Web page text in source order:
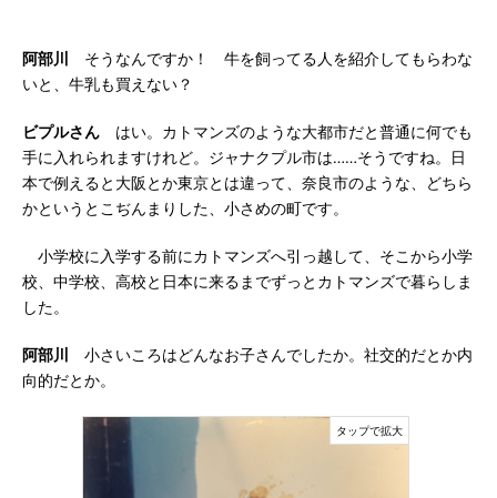
阿部川
そうなんですか！ 牛を飼ってる人を紹介してもらわな
いと、牛乳も買えない？
ビプルさん はい。カトマンズのような大都市だと普通に何でも
手に入れられますけれど。ジャナクプル市は……そうですね。日
本で例えると大阪とか東京とは違って、奈良市のような、どちら
かというとこぢんまりした、小さめの町です。
小学校に入学する前にカトマンズへ引っ越して、そこから小学
校、中学校、高校と日本に来るまでずっとカトマンズで暮らしま
した。
阿部川
小さいころはどんなお子さんでしたか。社交的だとか内
向的だとか。